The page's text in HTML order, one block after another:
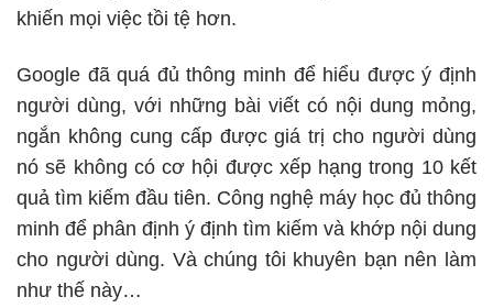
khiến mọi việc tồi tệ hơn.
Google đã quá đủ thông minh để hiểu được ý định
người dùng, với những bài viết có nội dung mỏng,
ngắn không cung cấp được giá trị cho người dùng
nó sẽ không có cơ hội được xếp hạng trong 10 kết
quả tìm kiếm đầu tiên. Công nghệ máy học đủ thông
minh để phân định ý định tìm kiếm và khớp nội dung
cho người dùng. Và chúng tôi khuyên bạn nên làm
như thế này…